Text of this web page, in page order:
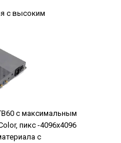
с высоким
с максимальным
пикс -4096x4096
с